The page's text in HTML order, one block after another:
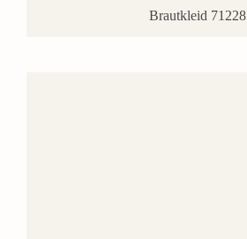
Brautkleid 71228